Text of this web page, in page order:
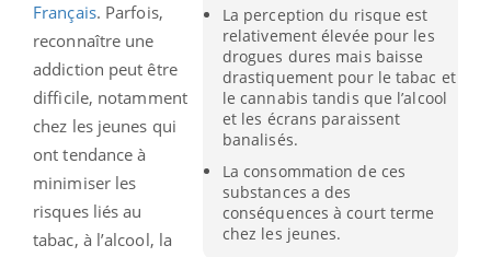
La perception du risque est
relativement élevée pour les
drogues dures mais baisse
drastiquement pour le tabac et
le cannabis tandis que l’alcool
et les écrans paraissent
banalisés.
La consommation de ces
substances a des
conséquences à court terme
chez les jeunes.
Français. Parfois,
reconnaître une
addiction peut être
difficile, notamment
chez les jeunes qui
ont tendance à
minimiser les
risques liés au
tabac, à l’alcool, la